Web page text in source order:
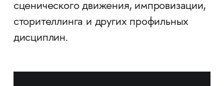
сценического движения, импровизации,
сторителлинга и других профильных
дисциплин.